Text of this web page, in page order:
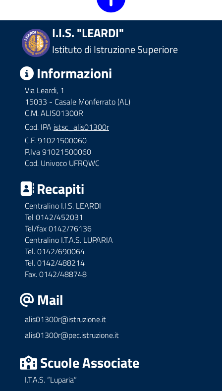
I.I.S. "LEARDI"
Istituto di Istruzione Superiore
Informazioni
Via Leardi, 1
15033 - Casale Monferrato (AL)
C.M. ALIS01300R
Cod. IPA istsc_alis01300r
C.F. 91021500060
P.Iva 91021500060
Cod. Univoco UFRQWC
Recapiti
Centralino I.I.S. LEARDI
Tel 0142/452031
Tel/fax 0142/76136
Centralino I.T.A.S. LUPARIA
Tel. 0142/690064
Tel. 0142/488214
Fax. 0142/488748
Mail
alis01300r@istruzione.it
alis01300r@pec.istruzione.it
Scuole Associate
I.T.A.S. “Luparia”